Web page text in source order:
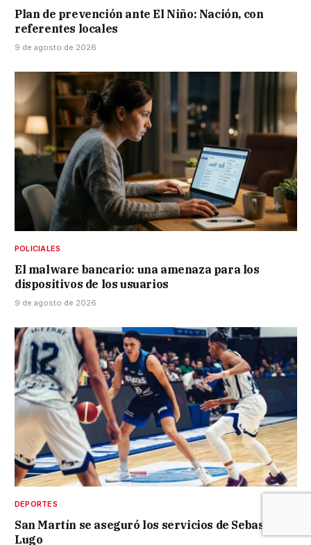
Plan de prevención ante El Niño: Nación, con
referentes locales
9 de agosto de 2026
POLICIALES
El malware bancario: una amenaza para los
dispositivos de los usuarios
9 de agosto de 2026
DEPORTES
San Martín se aseguró los servicios de Sebastián
Lugo